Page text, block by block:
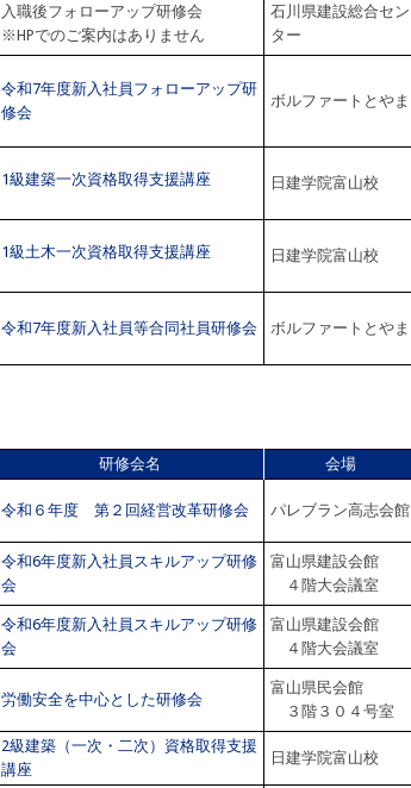
入職後フォローアップ研修会
※HPでのご案内はありません
石川県建設総合セン
ター
令和7年度新入社員フォローアップ研
修会
ボルファートとやま
1級建築一次資格取得支援講座 日建学院富山校
1級土木一次資格取得支援講座 日建学院富山校
令和7年度新入社員等合同社員研修会 ボルファートとやま
研修会名 会場
令和６年度 第２回経営改革研修会 パレブラン高志会館
令和6年度新入社員スキルアップ研修
会
富山県建設会館
４階大会議室
令和6年度新入社員スキルアップ研修
会
富山県建設会館
４階大会議室
労働安全を中心とした研修会
富山県民会館
３階３０４号室
2級建築（一次・二次）資格取得支援
講座
日建学院富山校